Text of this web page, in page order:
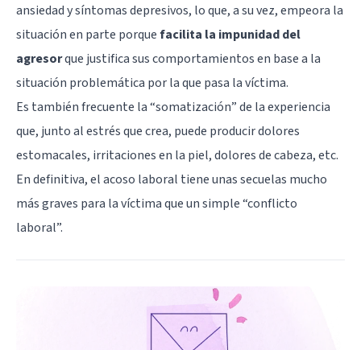
ansiedad y síntomas depresivos, lo que, a su vez, empeora la
situación en parte porquefacilita la impunidad del
agresorque justifica sus comportamientos en base a la
situación problemática por la que pasa la víctima.
Es también frecuente la “somatización” de la experiencia
que, junto al estrés que crea, puede producir dolores
estomacales, irritaciones en la piel, dolores de cabeza, etc.
En definitiva, el acoso laboral tiene unas secuelas mucho
más graves para la víctima que un simple “conflicto
laboral”.